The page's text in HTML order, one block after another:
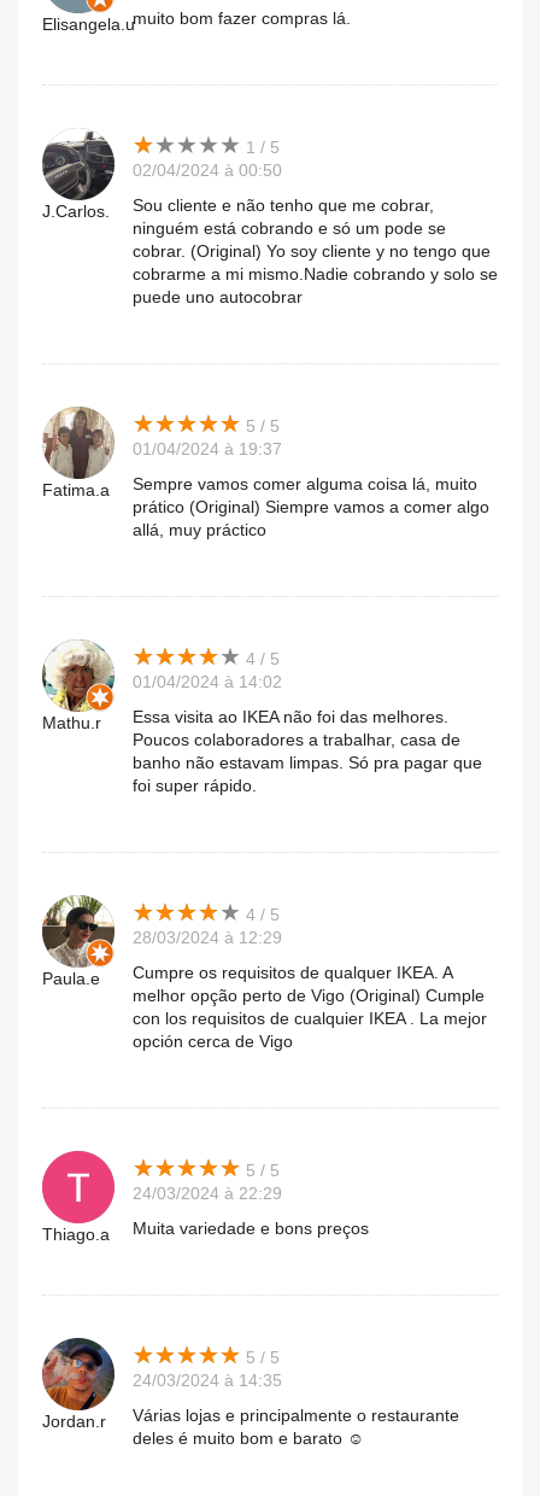
Elisangela.umuito bom fazer compras lá.
J.Carlos.
★★★★★
★★★★★ 1 / 5
02/04/2024 à 00:50
Sou cliente e não tenho que me cobrar,
ninguém está cobrando e só um pode se
cobrar. (Original) Yo soy cliente y no tengo que
cobrarme a mi mismo.Nadie cobrando y solo se
puede uno autocobrar
Fatima.a
★★★★★
★★★★★ 5 / 5
01/04/2024 à 19:37
Sempre vamos comer alguma coisa lá, muito
prático (Original) Siempre vamos a comer algo
allá, muy práctico
Mathu.r
★★★★★
★★★★★ 4 / 5
01/04/2024 à 14:02
Essa visita ao IKEA não foi das melhores.
Poucos colaboradores a trabalhar, casa de
banho não estavam limpas. Só pra pagar que
foi super rápido.
Paula.e
★★★★★
★★★★★ 4 / 5
28/03/2024 à 12:29
Cumpre os requisitos de qualquer IKEA. A
melhor opção perto de Vigo (Original) Cumple
con los requisitos de cualquier IKEA . La mejor
opción cerca de Vigo
Thiago.a
★★★★★
★★★★★ 5 / 5
24/03/2024 à 22:29
Muita variedade e bons preços
Jordan.r
★★★★★
★★★★★ 5 / 5
24/03/2024 à 14:35
Várias lojas e principalmente o restaurante
deles é muito bom e barato ☺️